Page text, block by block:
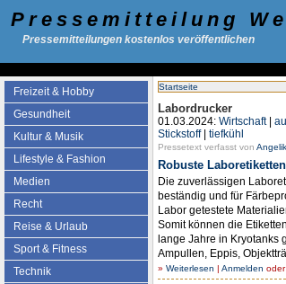
Pressemitteilung
Pressemitteilungen kostenlos veröffentlichen
Freizeit & Hobby
Gesundheit
Kultur & Musik
Lifestyle & Fashion
Medien
Recht
Reise & Urlaub
Sport & Fitness
Technik
Startseite
Labordrucker
01.03.2024: Wirtschaft|
Stickstoff| tiefkühl
Pressetext verfasst von
Robuste
Die zuverlässigen
beständig und für
Labor getestete
Somit können die
lange Jahre in Kryotanks
Ampullen, Eppis,
» Weiterlesen | Anmelden oder